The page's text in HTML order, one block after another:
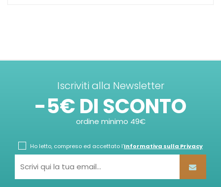
Iscriviti alla Newsletter
-5€ DI SCONTO
ordine minimo 49€
Ho letto, compreso ed accettato l'Informativa sulla Privacy